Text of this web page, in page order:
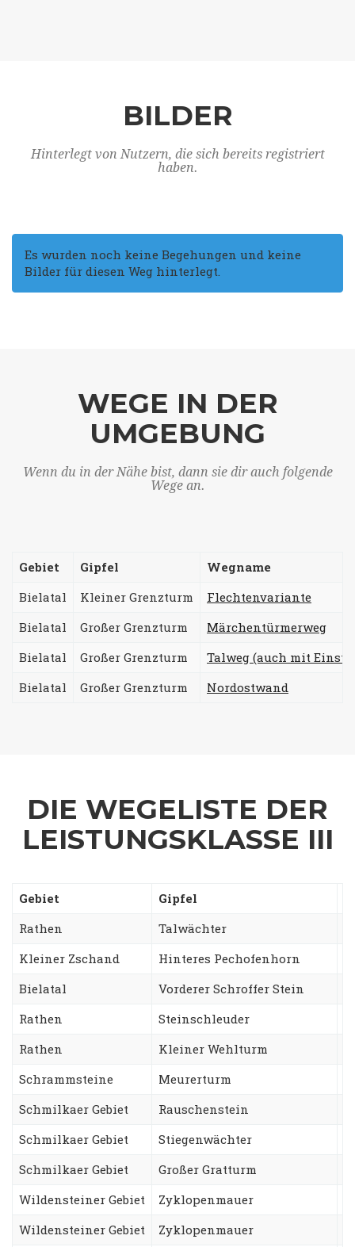
BILDER
Hinterlegt von Nutzern, die sich bereits registriert
haben.
Es wurden noch keine Begehungen und keine
Bilder für diesen Weg hinterlegt.
WEGE IN DER
UMGEBUNG
Wenn du in der Nähe bist, dann sie dir auch folgende
Wege an.
Gebiet Gipfel
Wegname
Bielatal
Kleiner Grenzturm
Flechtenvariante
Bielatal
Großer Grenzturm
Märchentürmerweg
Bielatal
Großer Grenzturm
Talweg (auch mit
Bielatal
Großer Grenzturm Nordostwand
DIE WEGELISTE DER
LEISTUNGSKLASSE III
Gebiet Gipfel
Rathen
Talwächter
Kleiner Zschand
Hinteres Pechofenhorn
Bielatal
Vorderer Schroffer Stein
Rathen
Steinschleuder
Rathen
Kleiner Wehlturm
Schrammsteine
Meurerturm
Schmilkaer Gebiet
Rauschenstein
Schmilkaer Gebiet
Stiegenwächter
Schmilkaer Gebiet
Großer Gratturm
Wildensteiner Gebiet
Zyklopenmauer
Wildensteiner Gebiet
Zyklopenmauer